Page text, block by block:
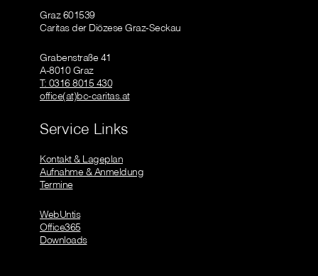
Graz 601539
Caritas der Diözese Graz-Seckau
Grabenstraße 41
A-8010 Graz
T: 0316 8015 430
office(at)bc-caritas.at
Service Links
Kontakt & Lageplan
Aufnahme & Anmeldung
Termine
WebUntis
Office365
Downloads